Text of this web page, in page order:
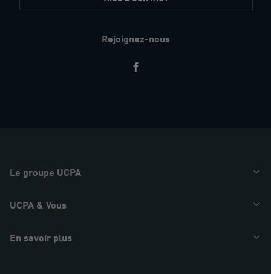
Rejoignez-nous
Le groupe UCPA
UCPA & Vous
En savoir plus